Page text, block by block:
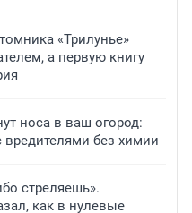
«Трилунье»
а первую книгу
носа в ваш огород:
без химии
стреляешь».
как в нулевые